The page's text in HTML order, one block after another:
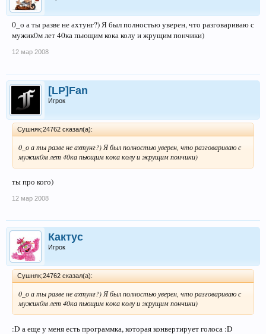
0_о а ты разве не ахтунг?) Я был полностью уверен, что разговариваю с
мужик0м лет 40ка пьющим кока колу и жрущим пончики)
12 мар 2008
[LP]Fan
Игрок
Сушняк;24762 сказал(а):
0_о а ты разве не ахтунг?) Я был полностью уверен, что разговариваю с
мужик0м лет 40ка пьющим кока колу и жрущим пончики)
ты про кого)
12 мар 2008
Кактус
Игрок
Сушняк;24762 сказал(а):
0_о а ты разве не ахтунг?) Я был полностью уверен, что разговариваю с
мужик0м лет 40ка пьющим кока колу и жрущим пончики)
:D а еще у меня есть программка, которая конвертирует голоса :D